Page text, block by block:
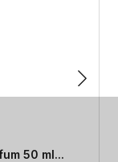
50 ml...